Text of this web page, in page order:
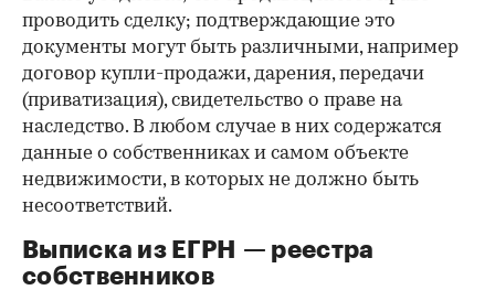
проводить сделку; подтверждающие это
документы могут быть различными, например
договор купли-продажи, дарения, передачи
(приватизация), свидетельство о праве на
наследство. В любом случае в них содержатся
данные о собственниках и самом объекте
недвижимости, в которых не должно быть
несоответствий.
Выписка из ЕГРН — реестра
собственников